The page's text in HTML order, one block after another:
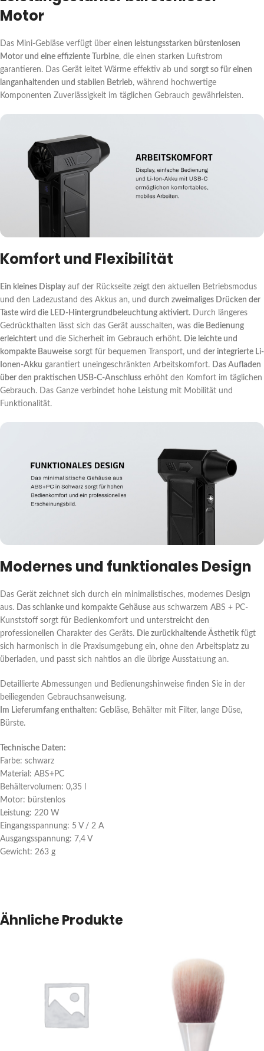
Motor
Das Mini-Gebläse verfügt über einen leistungsstarken bürstenlosen
Motor und eine effiziente Turbine, die einen starken Luftstrom
garantieren. Das Gerät leitet Wärme effektiv ab und sorgt so für einen
langanhaltenden und stabilen Betrieb, während hochwertige
Komponenten Zuverlässigkeit im täglichen Gebrauch gewährleisten.
Komfort und Flexibilität
Ein kleines Display auf der Rückseite zeigt den aktuellen Betriebsmodus
und den Ladezustand des Akkus an, und durch zweimaliges Drücken der
Taste wird die LED-Hintergrundbeleuchtung aktiviert. Durch längeres
Gedrückthalten lässt sich das Gerät ausschalten, was die Bedienung
erleichtert und die Sicherheit im Gebrauch erhöht. Die leichte und
kompakte Bauweise sorgt für bequemen Transport, und der integrierte Li-
Ionen-Akku garantiert uneingeschränkten Arbeitskomfort. Das Aufladen
über den praktischen USB-C-Anschluss erhöht den Komfort im täglichen
Gebrauch. Das Ganze verbindet hohe Leistung mit Mobilität und
Funktionalität.
Modernes und funktionales Design
Das Gerät zeichnet sich durch ein minimalistisches, modernes Design
aus. Das schlanke und kompakte Gehäuse aus schwarzem ABS + PC-
Kunststoff sorgt für Bedienkomfort und unterstreicht den
professionellen Charakter des Geräts. Die zurückhaltende Ästhetik fügt
sich harmonisch in die Praxisumgebung ein, ohne den Arbeitsplatz zu
überladen, und passt sich nahtlos an die übrige Ausstattung an.
Detaillierte Abmessungen und Bedienungshinweise finden Sie in der
beiliegenden Gebrauchsanweisung.
Im Lieferumfang enthalten: Gebläse, Behälter mit Filter, lange Düse,
Bürste.
Technische Daten:
Farbe: schwarz
Material: ABS+PC
Behältervolumen: 0,35 l
Motor: bürstenlos
Leistung: 220 W
Eingangsspannung: 5 V / 2 A
Ausgangsspannung: 7,4 V
Gewicht: 263 g
Ähnliche Produkte